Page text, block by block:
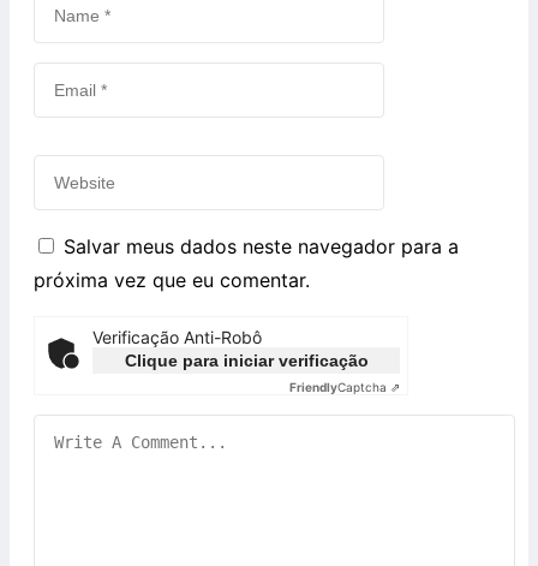
Salvar meus dados neste navegador para a
próxima vez que eu comentar.
Verificação Anti-Robô
Clique para iniciar verificação
FriendlyCaptcha ⇗